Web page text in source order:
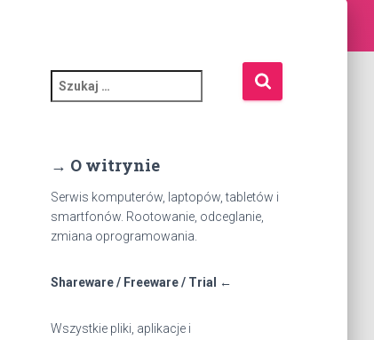
z
:
→ O witrynie
Serwis komputerów, laptopów, tabletów i
smartfonów. Rootowanie, odceglanie,
zmiana oprogramowania.
Shareware / Freeware / Trial ←
Wszystkie pliki, aplikacje i